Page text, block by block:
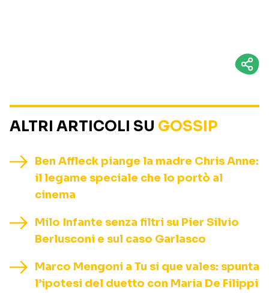
ALTRI ARTICOLI SU GOSSIP
Ben Affleck piange la madre Chris Anne:
il legame speciale che lo portò al
cinema
Milo Infante senza filtri su Pier Silvio
Berlusconi e sul caso Garlasco
Marco Mengoni a Tu si que vales: spunta
l’ipotesi del duetto con Maria De Filippi